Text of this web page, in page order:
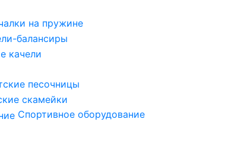
на пружине
балансиры
качели
песочницы
скамейки
Спортивное оборудование